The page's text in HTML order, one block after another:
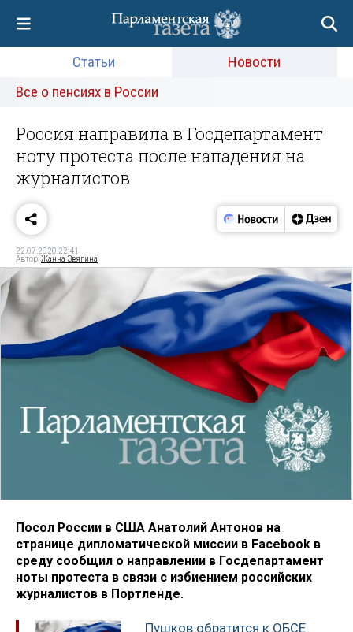
Статьи
Новости
Все о пенсиях в России
Россия направила в Госдепартамент
ноту протеста после нападения на
журналистов
22.07.2020 22:41
Автор:Жанна Звягина
Посол России в США Анатолий Антонов на
странице дипломатической миссии в Facebook в
среду сообщил о направлении в Госдепартамент
ноты протеста в связи с избиением российских
журналистов в Портленде.
Пушков обратится к ОБСЕ